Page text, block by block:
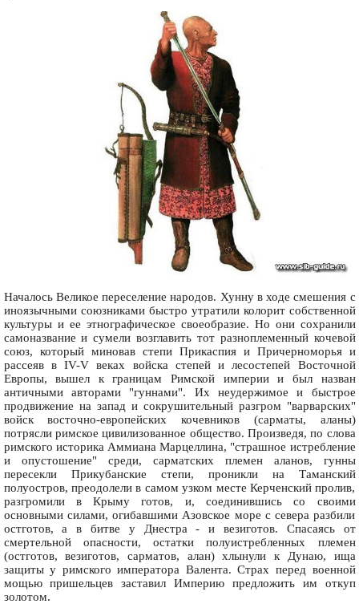
Началось Великое переселение народов. Хунну в ходе смешения с
иноязычными союзниками быстро утратили колорит собственной
культуры и ее этнографическое своеобразие. Но они сохранили
самоназвание и сумели возглавить тот разноплеменный кочевой
союз, который миновав степи Прикаспия и Причерноморья и
рассеяв в IV-V веках войска степей и лесостепей Восточной
Европы, вышел к границам Римской империи и был назван
античными авторами "гуннами". Их неудержимое и быстрое
продвижение на запад и сокрушительный разгром "варварских"
войск восточно-европейских кочевников (сарматы, аланы)
потрясли римское цивилизованное общество. Произведя, по слова
римского историка Аммиана Марцеллина, "страшное истребление
и опустошение" среди, сарматских племен аланов, гунны
пересекли Прикубанские степи, проникли на Таманский
полуостров, преодолели в самом узком месте Керченский пролив,
разгромили в Крыму готов, и, соединившись со своими
основными силами, огибавшими Азовское море с севера разбили
остготов, а в битве у Днестра - и везиготов. Спасаясь от
смертельной опасности, остатки полуистребленных племен
(остготов, везиготов, сарматов, алан) хлынули к Дунаю, ища
защиты у римского императора Валента. Страх перед военной
мощью пришельцев заставил Империю предложить им откуп
золотом.